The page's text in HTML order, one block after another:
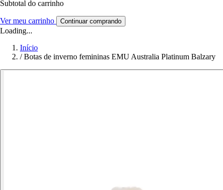
Subtotal do carrinho
Ver meu carrinho Continuar comprando
Loading...
Início
/ Botas de inverno femininas EMU Australia Platinum Balzary